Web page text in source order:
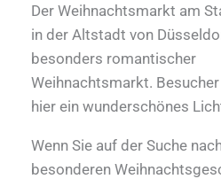
Der Weihnachtsmarkt am
in der Altstadt von
besonders romantischer
Weihnachtsmarkt.
hier ein wunderschönes
Wenn Sie auf der Suche
besonderen